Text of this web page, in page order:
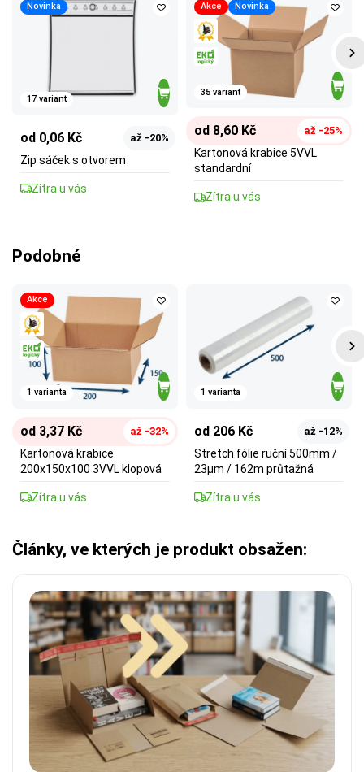
Novinka
17 variant
od 0,06 Kč až -20%
Zip sáček s otvorem
Zítra u vás
Akce Novinka
35 variant
od 8,60 Kč až -25%
Kartonová krabice 5VVL
standardní
Zítra u vás
Podobné
Akce
1 varianta
od 3,37 Kč až -32%
Kartonová krabice
200x150x100 3VVL klopová
Zítra u vás
1 varianta
od 206 Kč až -12%
Stretch fólie ruční 500mm /
23µm / 162m průtažná
Zítra u vás
Články, ve kterých je produkt obsažen: